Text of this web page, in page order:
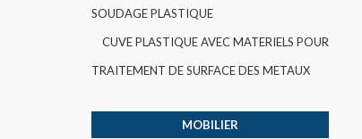
SOUDAGE PLASTIQUE
CUVE PLASTIQUE AVEC MATERIELS POUR
TRAITEMENT DE SURFACE DES METAUX
MOBILIER